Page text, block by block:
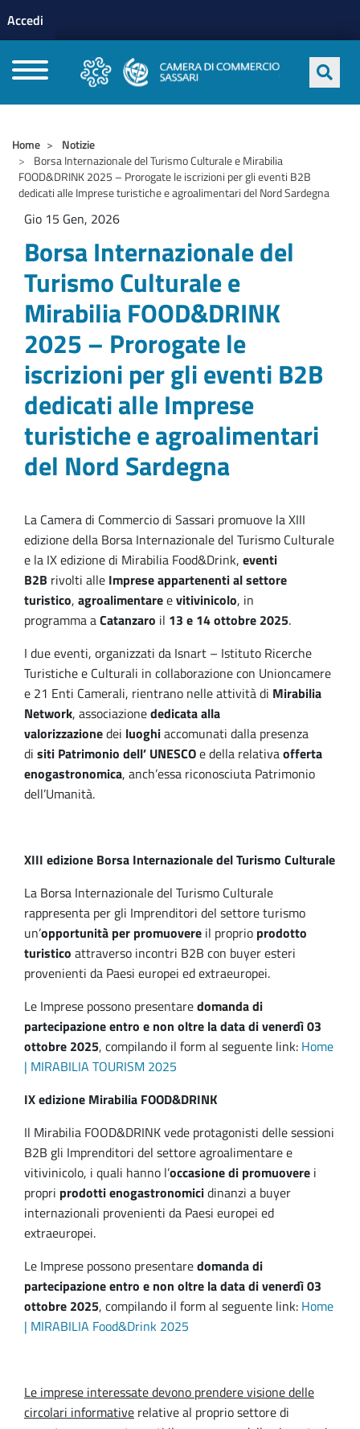
profilo utente
Accedi
Home
Notizie
Borsa Internazionale del Turismo Culturale e Mirabilia
FOOD&DRINK 2025 – Prorogate le iscrizioni per gli eventi B2B
dedicati alle Imprese turistiche e agroalimentari del Nord Sardegna
Gio 15 Gen, 2026
Borsa Internazionale del
Turismo Culturale e
Mirabilia FOOD&DRINK
2025 – Prorogate le
iscrizioni per gli eventi B2B
dedicati alle Imprese
turistiche e agroalimentari
del Nord Sardegna
La Camera di Commercio di Sassari promuove la XIII
edizione della Borsa Internazionale del Turismo Culturale
e la IX edizione di Mirabilia Food&Drink, eventi
B2B rivolti alle Imprese appartenenti al settore
turistico, agroalimentareevitivinicolo, in
programma aCatanzaro il 13 e 14 ottobre 2025.
I due eventi, organizzati da Isnart – Istituto Ricerche
Turistiche e Culturali in collaborazione con Unioncamere
e 21 Enti Camerali, rientrano nelleattività di Mirabilia
Network, associazionededicata alla
valorizzazionedei luoghiaccomunati dalla presenza
di siti Patrimonio dell’ UNESCOe della relativaofferta
enogastronomica, anch’essa riconosciuta Patrimonio
dell’Umanità.
XIII edizione Borsa Internazionale del Turismo Culturale
La Borsa Internazionale del Turismo Culturale
rappresenta per gli Imprenditori del settore turismo
un’opportunità per promuovere il proprio prodotto
turistico attraverso incontri B2B con buyer esteri
provenienti da Paesi europei ed extraeuropei.
Le Imprese possono presentaredomanda di
partecipazione entro e non oltre la data di venerdì 03
ottobre 2025, compilando il form al seguente link: Home
| MIRABILIA TOURISM 2025
IX edizione Mirabilia FOOD&DRINK
Il Mirabilia FOOD&DRINK vede protagonisti dellesessioni
B2B gli Imprenditori del settore agroalimentare e
vitivinicolo, i quali hanno l’occasione di promuovere i
propri prodotti enogastronomicidinanzi a buyer
internazionali provenienti da Paesi europei ed
extraeuropei.
Le Imprese possono presentaredomanda di
partecipazione entro e non oltre la data di venerdì 03
ottobre 2025, compilando il form al seguente link: Home
| MIRABILIA Food&Drink 2025
Le imprese interessate devono prendere visione delle
circolari informative relative al proprio settore di